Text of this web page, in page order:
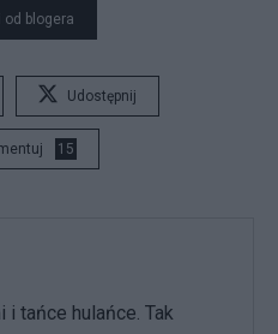
od blogera
Udostępnij
15
i tańce hulańce. Tak